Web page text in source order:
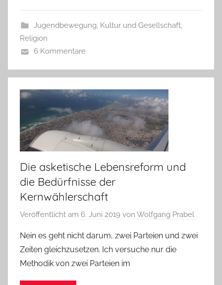
Jugendbewegung, Kultur und Gesellschaft,
Religion
6 Kommentare
Die asketische Lebensreform und
die Bedürfnisse der
Kernwählerschaft
Veröffentlicht am 6. Juni 2019 von Wolfgang Prabel
Nein es geht nicht darum, zwei Parteien und zwei
Zeiten gleichzusetzen. Ich versuche nur die
Methodik von zwei Parteien im